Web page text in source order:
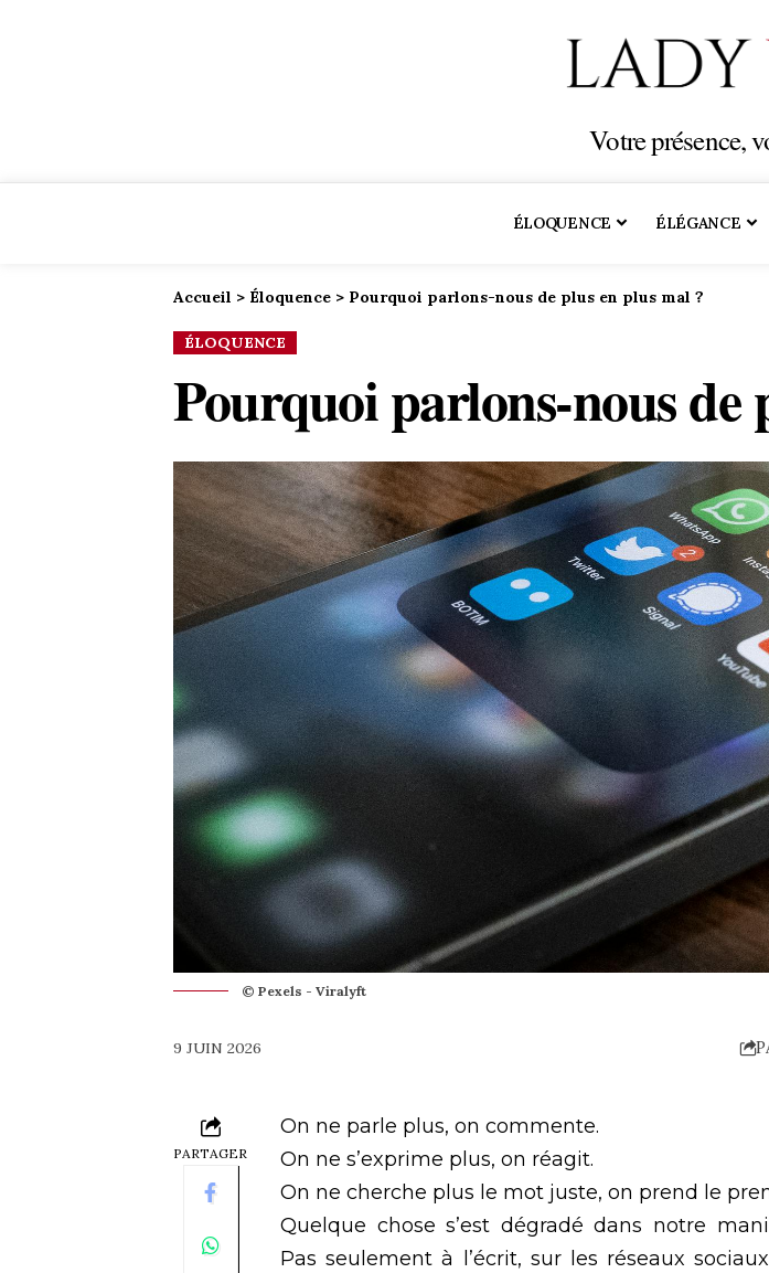
Votre présence,
ÉLOQUENCE ÉLÉGANCE
Accueil > Éloquence > Pourquoi parlons-nous de plus en plus mal ?
ÉLOQUENCE
Pourquoi parlons-nous de
© Pexels - Viralyft
9 JUIN 2026
PARTAGER
On ne parle plus, on commente.
On ne s’exprime plus, on réagit.
On ne cherche plus le mot juste, on prend le
Quelque chose s’est dégradé dans notre
Pas seulement à l’écrit, sur les réseaux